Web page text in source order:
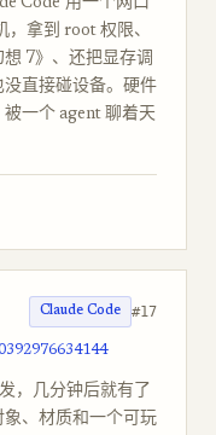
Code"用一个网口
，拿到 root 权限、
7》、还把显存调
直接碰设备。硬件
一个 agent 聊着天
Claude Code #17
，几分钟后就有了
、材质和一个可玩